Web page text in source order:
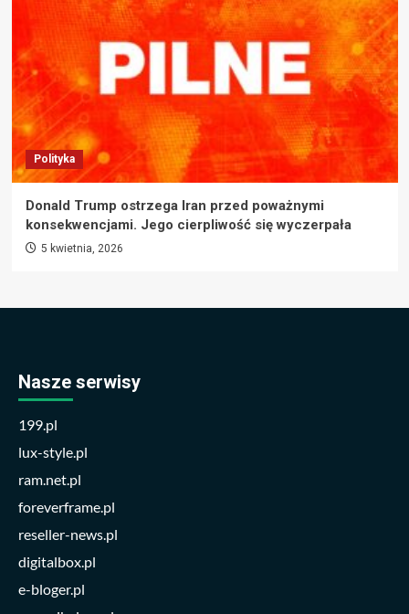
Polityka
Donald Trump ostrzega Iran przed poważnymi
konsekwencjami. Jego cierpliwość się wyczerpała
5 kwietnia, 2026
Nasze serwisy
199.pl
lux-style.pl
ram.net.pl
foreverframe.pl
reseller-news.pl
digitalbox.pl
e-bloger.pl